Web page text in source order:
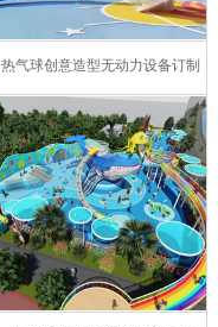
热气球创意造型无动力设备订制